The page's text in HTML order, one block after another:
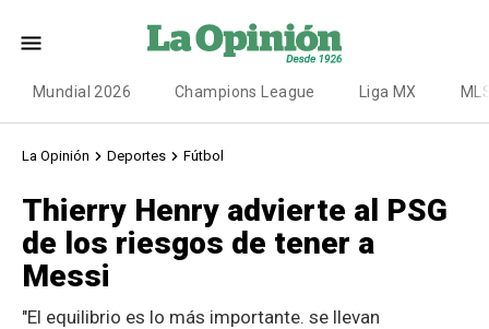
Mundial 2026 Champions League Liga MX
La Opinión Deportes Fútbol
Thierry Henry advierte al PSG
de los riesgos de tener a
Messi
"El equilibrio es lo más importante. se llevan